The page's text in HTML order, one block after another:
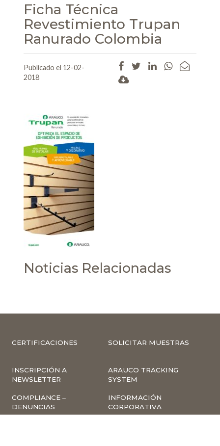
Ficha Técnica
Revestimiento Trupan
Ranurado Colombia
Publicado el 12-02-
2018
Noticias Relacionadas
CERTIFICACIONES SOLICITAR MUESTRAS
INSCRIPCIÓN A
NEWSLETTER
ARAUCO TRACKING
SYSTEM
COMPLIANCE –
DENUNCIAS
INFORMACIÓN
CORPORATIVA